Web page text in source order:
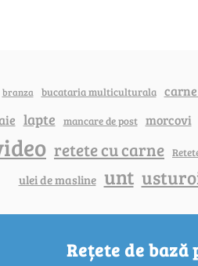
branza bucataria multiculturala
lapte mancare de post morcovi
retete cu carne
ulei de masline unt
Rețete de